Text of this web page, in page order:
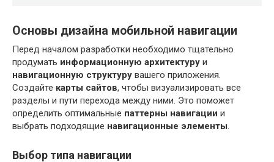
Основы дизайна мобильной навигации
Перед началом разработки необходимо тщательно
продумать информационную архитектуру и
навигационную структуру вашего приложения.
Создайте карты сайтов, чтобы визуализировать все
разделы и пути перехода между ними. Это поможет
определить оптимальные паттерны навигации и
выбрать подходящие навигационные элементы.
Выбор типа навигации